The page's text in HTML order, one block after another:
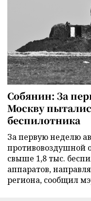
Собянин: За
Москву
беспилотника
За первую неделю
противовоздушной
свыше 1,8 тыс.
аппаратов,
региона, сообщил